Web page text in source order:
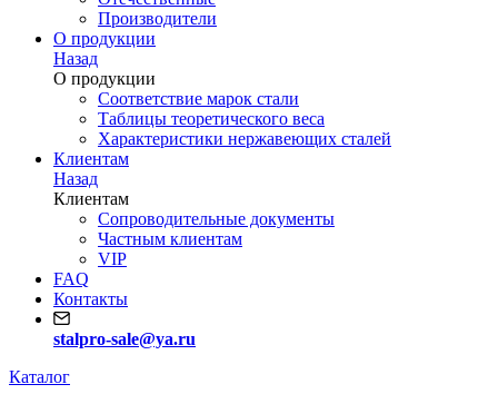
Производители
О продукции
Назад
О продукции
Соответствие марок стали
Таблицы теоретического веса
Характеристики нержавеющих сталей
Клиентам
Назад
Клиентам
Сопроводительные документы
Частным клиентам
VIP
FAQ
Контакты
stalpro-sale@ya.ru
Каталог